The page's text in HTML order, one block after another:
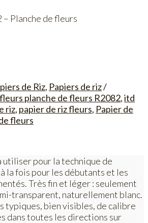
Planche de fleurs
de Riz, Papiers de riz
fleurs planche de fleurs R2082,itd
riz, papier de riz fleurs, Papier de
fleurs
utiliser pour la technique de
la fois pour les débutants et les
Très fin et léger : seulement
transparent, naturellement blanc.
typiques, bien visibles, de calibre
dans toutes les directions sur